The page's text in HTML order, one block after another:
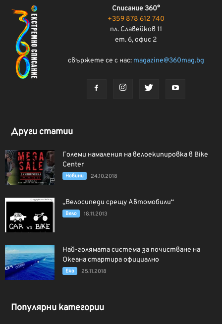
Списание 360°
+359 878 612 740
пл. Славейков 11
ет. 6, офис 2
свържете се с нас: magazine@360mag.bg
Други статии
Големи намаления на велоекипировка в Bike
Center
Новини 24.10.2018
„Велосипеди срещу Автомобили“
Вело 18.11.2013
Най-голямата система за почистване на
Океана стартира официално
Еко 25.11.2018
Популярни категории